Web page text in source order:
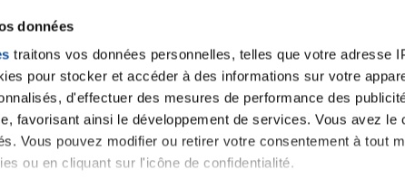
données
traitons vos données personnelles, telles que votre adresse
pour stocker et accéder à des informations sur votre
d'effectuer des mesures de performance des
favorisant ainsi le développement de services. Vous avez le
Vous pouvez modifier ou retirer votre consentement à tout
ou en cliquant sur l'icône de confidentialité.
Toutes les actualités